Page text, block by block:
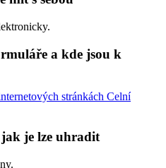
a kde jsou k
stránkách Celní
je lze uhradit